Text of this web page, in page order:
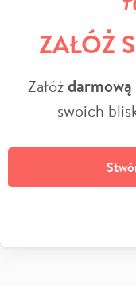
ZAŁÓŻ
Załóż
swoich